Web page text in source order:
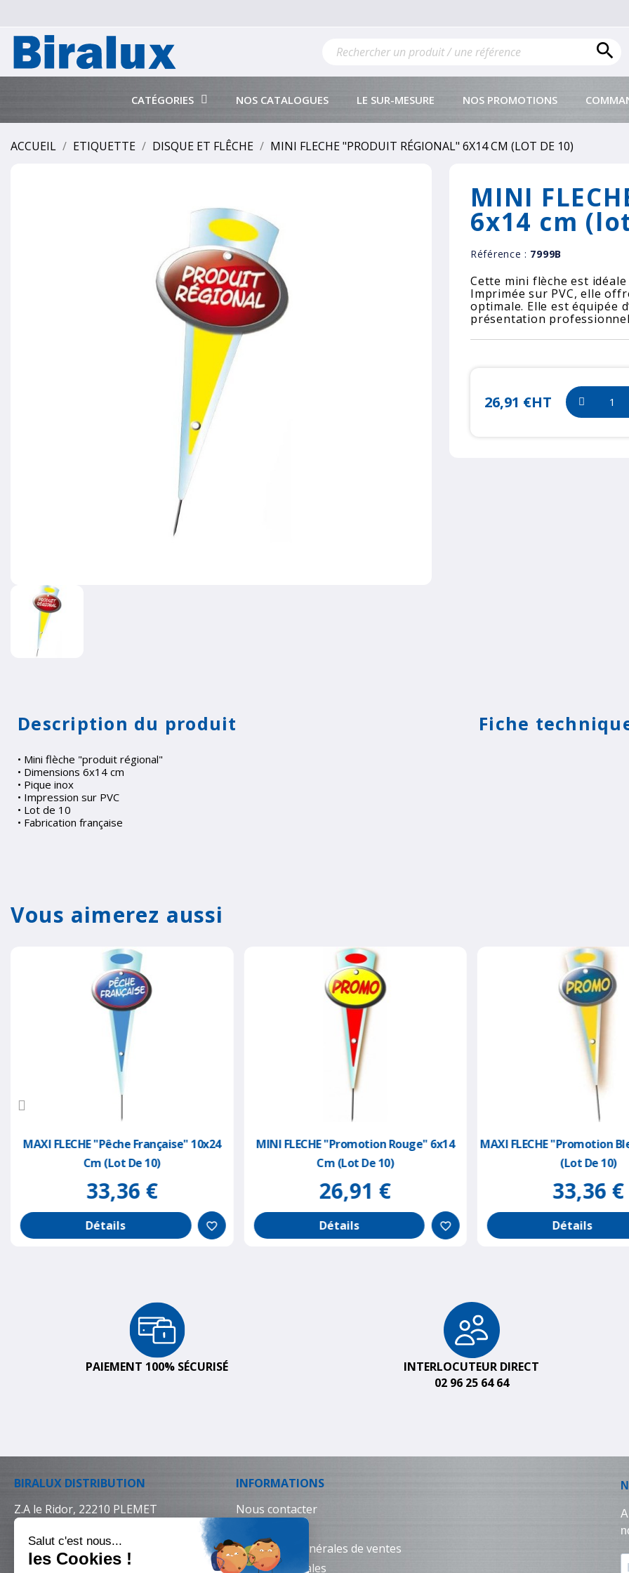

CATÉGORIES NOS CATALOGUES LE SUR-MESURE NOS PROMOTIONS
ACCUEIL ETIQUETTE DISQUE ET FLÊCHE MINI FLECHE "PRODUIT RÉGIONAL" 6X14 CM (LOT DE 10)
MINI
6x14 cm
Référence : 7999B
Cette mini flèche est
Imprimée sur PVC, elle
optimale. Elle est équipée
présentation
26,91 €HT
Description du produit
• Mini flèche "produit régional"
• Dimensions 6x14 cm
• Pique inox
• Impression sur PVC
• Lot de 10
• Fabrication française
Fiche
Vous aimerez aussi
MAXI FLECHE "pêche Française" 10x24
Cm (lot De 10)
33,36 €
Détails favorite_border
MINI FLECHE "promotion Rouge" 6x14
Cm (lot De 10)
26,91 €
Détails favorite_border
MAXI FLECHE "promotion
(lot De 10)
33,36 €
Détails
PAIEMENT 100% SÉCURISÉ
INTERLOCUTEUR DIRECT
02 96 25 64 64
BIRALUX DISTRIBUTION
Z.A le Ridor, 22210 PLEMET
INFORMATIONS
Nous contacter
Conditions générales de ventes
Mentions légales